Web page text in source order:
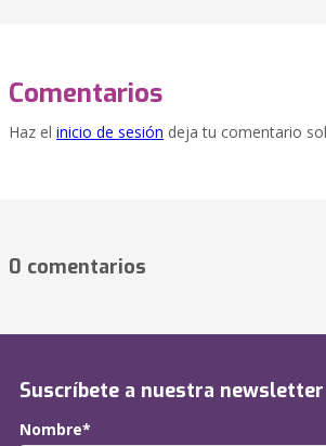
Comentarios
Haz el inicio de sesión deja tu comentario
0 comentarios
Suscríbete a nuestra newsletter
Nombre*